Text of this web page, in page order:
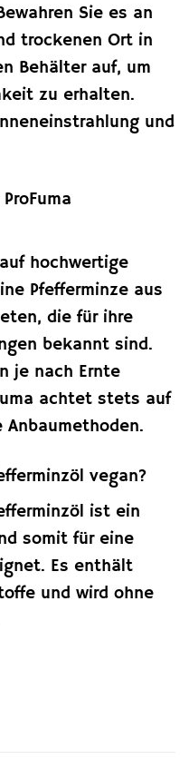
Sie es an
trockenen Ort in
Behälter auf, um
zu erhalten.
und
hochwertige
Pfefferminze aus
die für ihre
bekannt sind.
je nach Ernte
achtet stets auf
vegan?
ist ein
somit für eine
Es enthält
und wird ohne